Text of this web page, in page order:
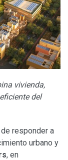
vivienda,
del
responder a
urbano y
, en